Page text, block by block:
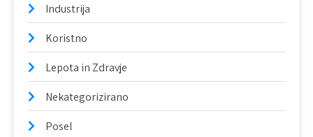
Industrija
Koristno
Lepota in Zdravje
Nekategorizirano
Posel